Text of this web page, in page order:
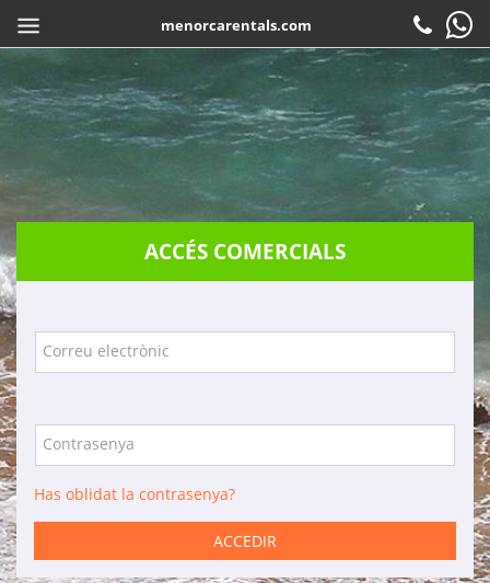
menorcarentals.com
Reservar
Atenció al client
Contacte
Preguntes freqüents
Garanties
Serveis
Empresa
Localització
Serveis
Lloguer de cotxes
Inici COMPARTIR
ACCÉS COMERCIALS
Correu electrònic
Contrasenya
Has oblidat la contrasenya?
ACCEDIR